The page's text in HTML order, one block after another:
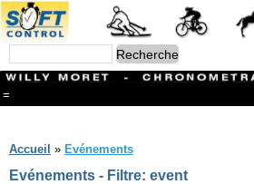
=
Branches
CONTACT
Accueil » Evénements
Evénements - Filtre: event